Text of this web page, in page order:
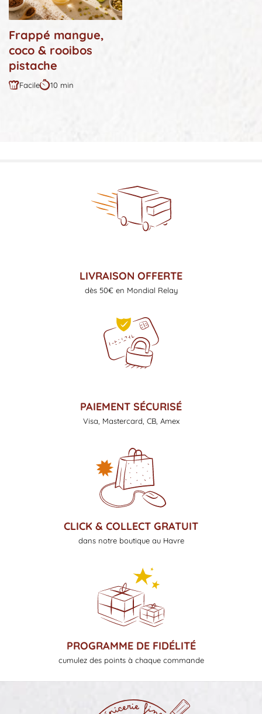
Frappé mangue,
coco & rooibos
pistache
Difficulté
Facile
Durée
10 min
LIVRAISON OFFERTE
dès 50€ en Mondial Relay
PAIEMENT SÉCURISÉ
Visa, Mastercard, CB, Amex
CLICK & COLLECT GRATUIT
dans notre boutique au Havre
PROGRAMME DE FIDÉLITÉ
cumulez des points à chaque commande